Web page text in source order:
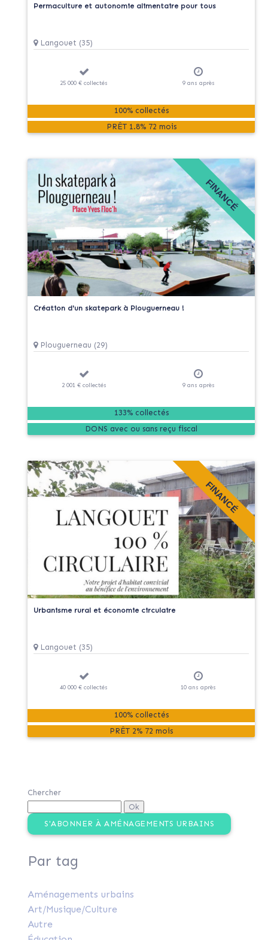
Permaculture et autonomie alimentaire pour tous
Langouet (35)
25 000 €collectés 9ans après
100% collectés
PRÊT 1.8% 72 mois
FINANCÉ
Création d'un skatepark à Plouguerneau !
Plouguerneau (29)
2 001 € collectés 9ans après
133% collectés
DONS
FINANCÉ
Urbanisme rural et économie circulaire
Langouet (35)
40 000 €collectés 10 ans après
100% collectés
PRÊT 2% 72 mois
Chercher
S'ABONNER À AMÉNAGEMENTS URBAINS
Par tag
Aménagements urbains
Art/Musique/Culture
Autre